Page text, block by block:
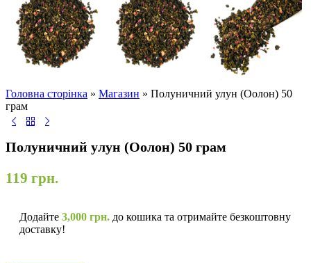
Головна сторінка » Магазин » Полуничний улун (Оолон) 50
грам
Полуничний улун (Оолон) 50 грам
119 грн.
Додайте 3,000 грн. до кошика та отримайте безкоштовну
доставку!